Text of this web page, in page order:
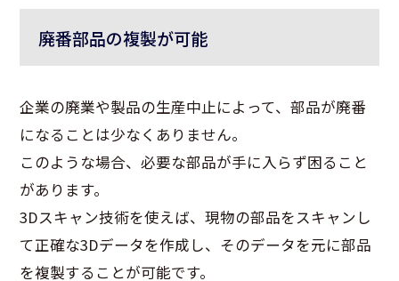
廃番部品の複製が可能
企業の廃業や製品の生産中止によって、部品が廃番
になることは少なくありません。
このような場合、必要な部品が手に入らず困ること
があります。
3Dスキャン技術を使えば、現物の部品をスキャンし
て正確な3Dデータを作成し、そのデータを元に部品
を複製することが可能です。